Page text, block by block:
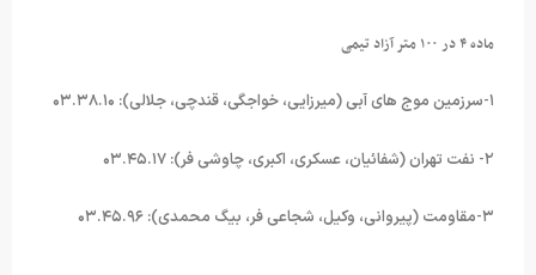
ماده ۴ در ۱۰۰ متر آزاد تیمی
۲- نفت تهران (شفائیان، عسکری، اکبری، چاوشی فر): ۰۳.۴۵.۱۷
۳-مقاومت (پیروانی، وکیل، شجاعی فر، بیگ محمدی): ۰۳.۴۵.۹۶